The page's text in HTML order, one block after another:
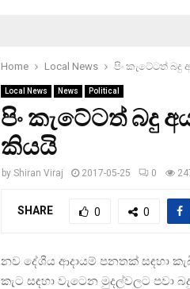
Home Local News පිං කැටේටත්
Local News News Political
පිං කැටේටත් බදු
කියයි
by Shiran Viraj 2017-05-25 0
SHARE 0 0
නව දේශීය ආදායම් පනතක් සඳහා
කැට සඳහා වැටෙන මුදල්වලට